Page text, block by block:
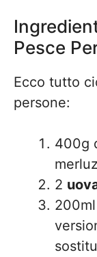
Pesce
Ecco tutto
persone:
400g
2